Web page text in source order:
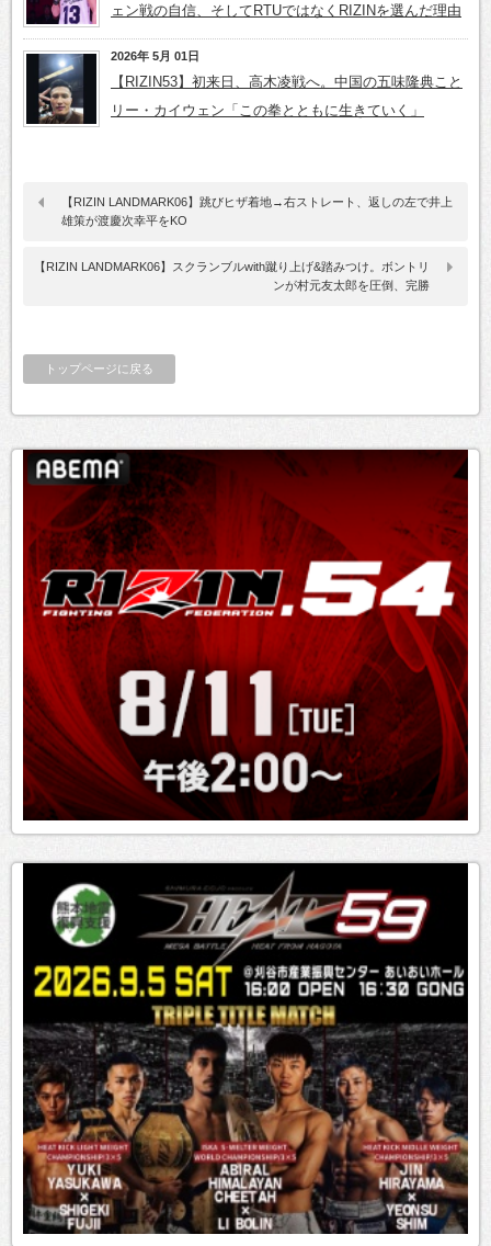
ェン戦の自信、そしてRTUではなくRIZINを選んだ理由
2026年 5月 01日
【RIZIN53】初来日、高木凌戦へ。中国の五味隆典こと
リー・カイウェン「この拳とともに生きていく」
【RIZIN LANDMARK06】跳びヒザ着地→右ストレート、返しの左で井上
雄策が渡慶次幸平をKO
【RIZIN LANDMARK06】スクランブルwith蹴り上げ&踏みつけ。ボントリ
ンが村元友太郎を圧倒、完勝
トップページに戻る